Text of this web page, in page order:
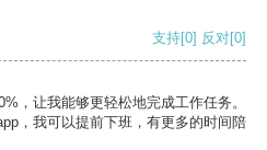
支持[0] 反对[0]
，让我能够更轻松地完成工作任务。
，我可以提前下班，有更多的时间陪